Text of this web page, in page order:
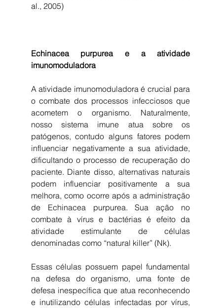
al., 2005)
Echinacea purpurea e a atividade
imunomoduladora
A atividade imunomoduladora é crucial para
o combate dos processos infecciosos que
acometem o organismo. Naturalmente,
nosso sistema imune atua sobre os
patógenos, contudo alguns fatores podem
influenciar negativamente a sua atividade,
dificultando o processo de recuperação do
paciente. Diante disso, alternativas naturais
podem influenciar positivamente a sua
melhora, como ocorre após a administração
de Echinacea purpurea. Sua ação no
combate à vírus e bactérias é efeito da
atividade estimulante de células
denominadas como “natural killer” (Nk).
Essas células possuem papel fundamental
na defesa do organismo, uma fonte de
defesa inespecífica que atua reconhecendo
e inutilizando células infectadas por vírus,